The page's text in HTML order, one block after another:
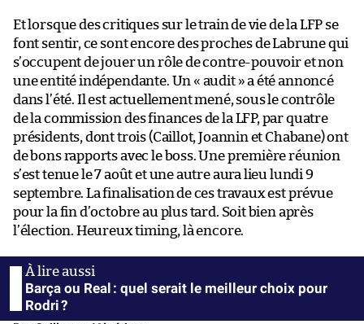
Et lorsque des critiques sur le train de vie de la LFP se
font sentir, ce sont encore des proches de Labrune qui
s’occupent de jouer un rôle de contre-pouvoir et non
une entité indépendante. Un « audit » a été annoncé
dans l’été. Il est actuellement mené, sous le contrôle
de la commission des finances de la LFP, par quatre
présidents, dont trois (Caillot, Joannin et Chabane) ont
de bons rapports avec le boss. Une première réunion
s’est tenue le 7 août et une autre aura lieu lundi 9
septembre. La finalisation de ces travaux est prévue
pour la fin d’octobre au plus tard. Soit bien après
l’élection. Heureux timing, là encore.
Barça ou Real : quel serait le meilleur choix pour
Rodri ?